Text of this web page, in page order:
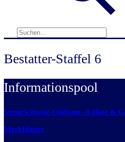
Bestatter-Staffel 6
Informationspool
SzeneSchweiz-Umfrage «Löhne &
Merkblätter